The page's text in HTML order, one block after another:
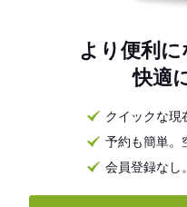
より便利
快適
クイックな現
予約も簡単。
会員登録なし